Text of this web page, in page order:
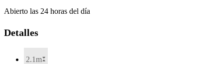
Abierto las 24 horas del día
Detalles
2.1m